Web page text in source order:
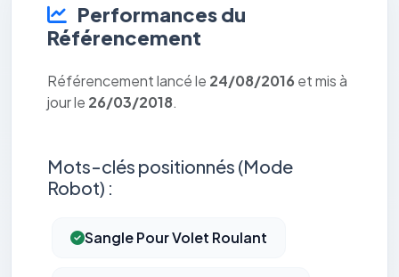
Performances du
Référencement
Référencement lancé le 24/08/2016 et mis à
jour le 26/03/2018.
Mots-clés positionnés (Mode
Robot) :
Sangle Pour Volet Roulant